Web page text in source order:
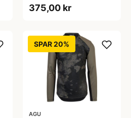
XL
375,00 kr
SPAR 20%
AGU